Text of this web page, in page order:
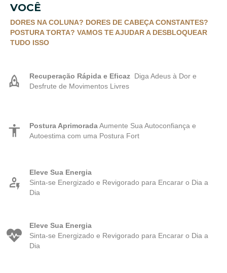
VOCÊ
DORES NA COLUNA? DORES DE CABEÇA CONSTANTES?
POSTURA TORTA? VAMOS TE AJUDAR A DESBLOQUEAR
TUDO ISSO
Recuperação Rápida e Eficaz Diga Adeus à Dor e
Desfrute de Movimentos Livres
Postura AprimoradaAumente Sua Autoconfiança e
Autoestima com uma Postura Fort
Eleve Sua Energia
Sinta-se Energizado e Revigorado para Encarar o Dia a
Dia
Eleve Sua Energia
Sinta-se Energizado e Revigorado para Encarar o Dia a
Dia